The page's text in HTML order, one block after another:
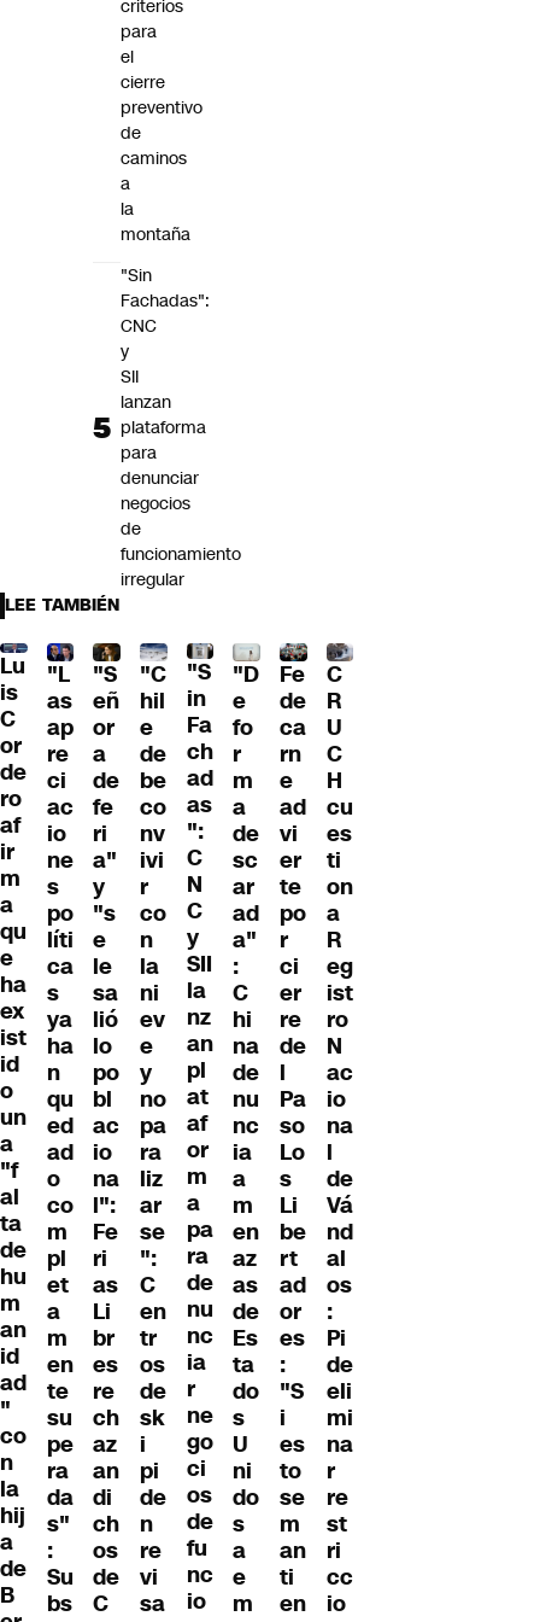
criterios
para
el
cierre
preventivo
de
caminos
a
la
montaña
"Sin
Fachadas":
CNC
y
SII
lanzan
plataforma
para
denunciar
negocios
de
funcionamiento
irregular
LEE TAMBIÉN
Lu
is
C
or
de
ro
af
ir
m
a
qu
e
ha
ex
ist
id
o
un
a
"f
al
ta
de
hu
m
an
id
ad
"
co
n
la
hij
a
de
B
"L
as
ap
re
ci
ac
io
ne
s
po
líti
ca
s
ya
ha
n
qu
ed
ad
o
co
m
pl
et
a
m
en
te
su
pe
ra
da
s"
:
Su
bs
"S
eñ
or
a
de
fe
ri
a"
y
"s
e
le
sa
lió
lo
po
bl
ac
io
na
l":
Fe
ri
as
Li
br
es
re
ch
az
an
di
ch
os
de
C
"C
hil
e
de
be
co
nv
ivi
r
co
n
la
ni
ev
e
y
no
pa
ra
liz
ar
se
":
C
en
tr
os
de
sk
i
pi
de
n
re
vi
sa
"S
in
Fa
ch
ad
as
":
C
N
C
y
SII
la
nz
an
pl
at
af
or
m
a
pa
ra
de
nu
nc
ia
r
ne
go
ci
os
de
fu
nc
io
"D
e
fo
r
m
a
de
sc
ar
ad
a"
:
C
hi
na
de
nu
nc
ia
a
m
en
az
as
de
Es
ta
do
s
U
ni
do
s
a
e
m
Fe
de
ca
rn
e
ad
vi
er
te
po
r
ci
er
re
de
l
Pa
so
Lo
s
Li
be
rt
ad
or
es
:
"S
i
es
to
se
m
an
ti
en
C
R
U
C
H
cu
es
ti
on
a
R
eg
ist
ro
N
ac
io
na
l
de
Vá
nd
al
os
:
Pi
de
eli
mi
na
r
re
st
ri
cc
io